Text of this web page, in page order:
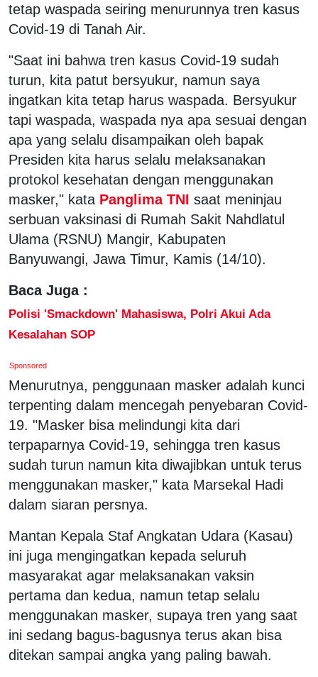
tetap waspada seiring menurunnya tren kasus
Covid-19 di Tanah Air.
"Saat ini bahwa tren kasus Covid-19 sudah
turun, kita patut bersyukur, namun saya
ingatkan kita tetap harus waspada. Bersyukur
tapi waspada, waspada nya apa sesuai dengan
apa yang selalu disampaikan oleh bapak
Presiden kita harus selalu melaksanakan
protokol kesehatan dengan menggunakan
masker," kata Panglima TNI saat meninjau
serbuan vaksinasi di Rumah Sakit Nahdlatul
Ulama (RSNU) Mangir, Kabupaten
Banyuwangi, Jawa Timur, Kamis (14/10).
Baca Juga :
Polisi 'Smackdown' Mahasiswa, Polri Akui Ada
Kesalahan SOP
Sponsored
Menurutnya, penggunaan masker adalah kunci
terpenting dalam mencegah penyebaran Covid-
19. "Masker bisa melindungi kita dari
terpaparnya Covid-19, sehingga tren kasus
sudah turun namun kita diwajibkan untuk terus
menggunakan masker," kata Marsekal Hadi
dalam siaran persnya.
Mantan Kepala Staf Angkatan Udara (Kasau)
ini juga mengingatkan kepada seluruh
masyarakat agar melaksanakan vaksin
pertama dan kedua, namun tetap selalu
menggunakan masker, supaya tren yang saat
ini sedang bagus-bagusnya terus akan bisa
ditekan sampai angka yang paling bawah.